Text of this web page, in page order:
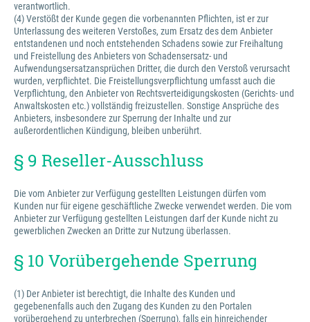
verantwortlich.
(4) Verstößt der Kunde gegen die vorbenannten Pflichten, ist er zur
Unterlassung des weiteren Verstoßes, zum Ersatz des dem Anbieter
entstandenen und noch entstehenden Schadens sowie zur Freihaltung
und Freistellung des Anbieters von Schadensersatz- und
Aufwendungsersatzansprüchen Dritter, die durch den Verstoß verursacht
wurden, verpflichtet. Die Freistellungsverpflichtung umfasst auch die
Verpflichtung, den Anbieter von Rechtsverteidigungskosten (Gerichts- und
Anwaltskosten etc.) vollständig freizustellen. Sonstige Ansprüche des
Anbieters, insbesondere zur Sperrung der Inhalte und zur
außerordentlichen Kündigung, bleiben unberührt.
§ 9 Reseller-Ausschluss
Die vom Anbieter zur Verfügung gestellten Leistungen dürfen vom
Kunden nur für eigene geschäftliche Zwecke verwendet werden. Die vom
Anbieter zur Verfügung gestellten Leistungen darf der Kunde nicht zu
gewerblichen Zwecken an Dritte zur Nutzung überlassen.
§ 10 Vorübergehende Sperrung
(1) Der Anbieter ist berechtigt, die Inhalte des Kunden und
gegebenenfalls auch den Zugang des Kunden zu den Portalen
vorübergehend zu unterbrechen (Sperrung), falls ein hinreichender